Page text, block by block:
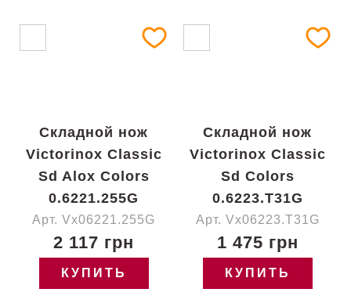
Складной нож
Victorinox Classic
Sd Alox Colors
0.6221.255G
Арт. Vx06221.255G
2 117 грн
КУПИТЬ
Складной нож
Victorinox Classic
Sd Colors
0.6223.T31G
Арт. Vx06223.T31G
1 475 грн
КУПИТЬ